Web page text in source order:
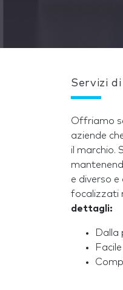
Servizi di
Offriamo
aziende
il marchio.
e diverso
focalizzati
dettagli: